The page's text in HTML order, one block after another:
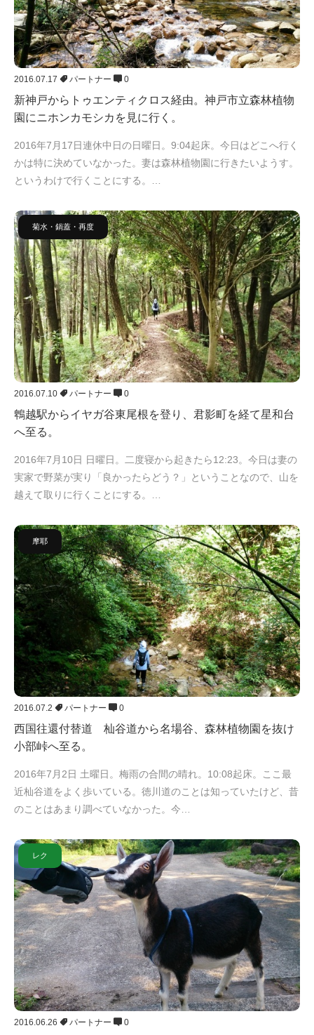
2016.07.17 パートナー 0
新神戸からトゥエンティクロス経由。神戸市立森林植物
園にニホンカモシカを見に行く。
2016年7月17日連休中日の日曜日。9:04起床。今日はどこへ行く
かは特に決めていなかった。妻は森林植物園に行きたいようす。
というわけで行くことにする。…
菊水・鍋蓋・再度
2016.07.10 パートナー 0
鵯越駅からイヤガ谷東尾根を登り、君影町を経て星和台
へ至る。
2016年7月10日 日曜日。二度寝から起きたら12:23。今日は妻の
実家で野菜が実り「良かったらどう？」ということなので、山を
越えて取りに行くことにする。…
摩耶
2016.07.2 パートナー 0
西国往還付替道 杣谷道から名場谷、森林植物園を抜け
小部峠へ至る。
2016年7月2日 土曜日。梅雨の合間の晴れ。10:08起床。ここ最
近杣谷道をよく歩いている。徳川道のことは知っていたけど、昔
のことはあまり調べていなかった。今…
レク
2016.06.26 パートナー 0